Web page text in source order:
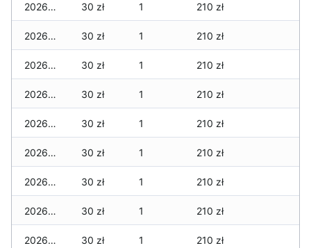
2026-03-12 30 zł 1 210 zł
2026-03-11 30 zł 1 210 zł
2026-03-10 30 zł 1 210 zł
2026-03-09 30 zł 1 210 zł
2026-03-08 30 zł 1 210 zł
2026-03-07 30 zł 1 210 zł
2026-03-06 30 zł 1 210 zł
2026-03-05 30 zł 1 210 zł
2026-03-04 30 zł 1 210 zł